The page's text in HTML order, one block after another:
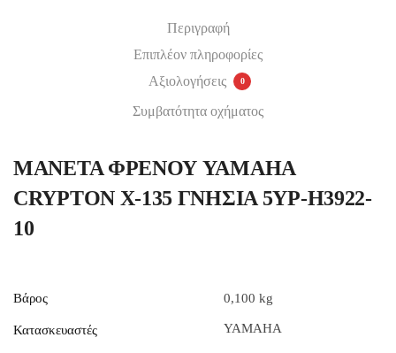
Περιγραφή
Επιπλέον πληροφορίες
Αξιολογήσεις
0
Συμβατότητα οχήματος
ΜΑΝΕΤΑ ΦΡΕΝΟΥ YAMAHA
CRYPTON X-135 ΓΝΗΣΙΑ 5YP-H3922-
10
Βάρος 0,100 kg
Κατασκευαστές YAMAHA